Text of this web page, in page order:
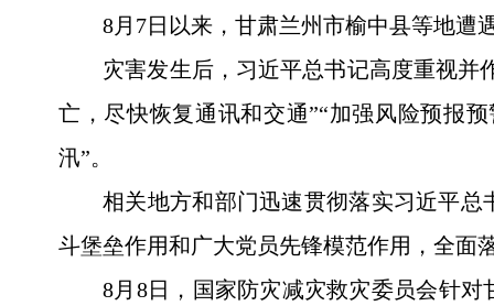
8月7日以来，甘肃兰州市榆中县等地遭
灾害发生后，习近平总书记高度重视并
亡，尽快恢复通讯和交通”“加强风险预报
汛”。
相关地方和部门迅速贯彻落实习近平
斗堡垒作用和广大党员先锋模范作用，全面
8月8日，国家防灾减灾救灾委员会针